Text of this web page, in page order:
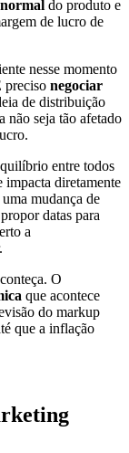
do produto e
de lucro de
nesse momento
preciso negociar
de distribuição
não seja tão afetado
entre todos
impacta diretamente
mudança de
datas para
a
O
que acontece
do markup
que a inflação